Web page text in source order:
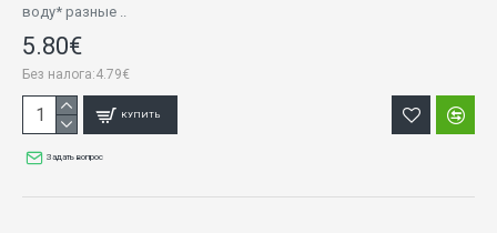
воду* разные ..
5.80€
Без налога:4.79€
КУПИТЬ
Задать вопрос